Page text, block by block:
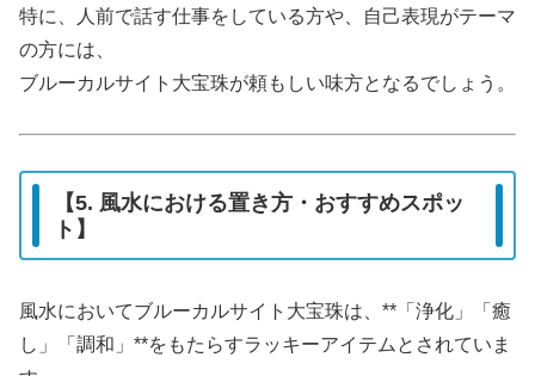
特に、人前で話す仕事をしている方や、自己表現がテーマ
の方には、
ブルーカルサイト大宝珠が頼もしい味方となるでしょう。
【5. 風水における置き方・おすすめスポッ
ト】
風水においてブルーカルサイト大宝珠は、**「浄化」「癒
し」「調和」**をもたらすラッキーアイテムとされていま